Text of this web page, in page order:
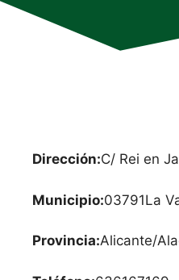
Dirección:C/ Rei en
Municipio:03791La
Provincia:Alicante/